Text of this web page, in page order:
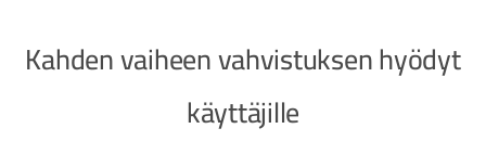
Kahden vaiheen vahvistuksen hyödyt
käyttäjille